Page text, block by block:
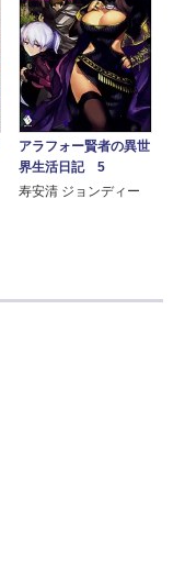
アラフォー賢者の異世
界生活日記 5
寿安清 ジョンディー